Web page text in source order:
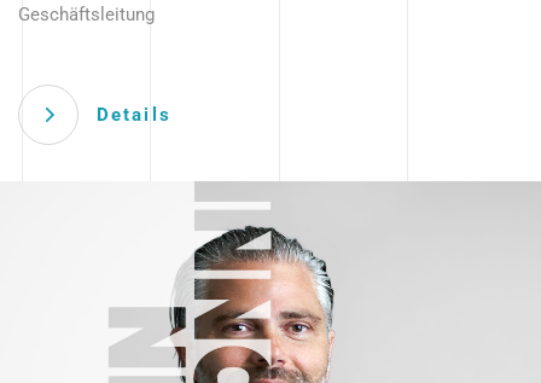
Geschäftsleitung
Details